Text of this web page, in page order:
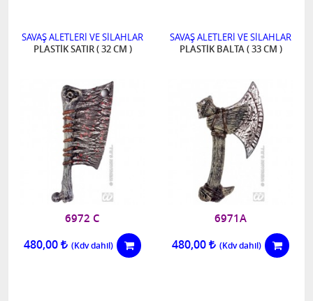
SAVAŞ ALETLERİ VE SİLAHLAR
PLASTİK SATIR ( 32 CM )
6972 C
480,00
SAVAŞ ALETLERİ VE SİLAHLAR
PLASTİK BALTA ( 33 CM )
6971A
480,00